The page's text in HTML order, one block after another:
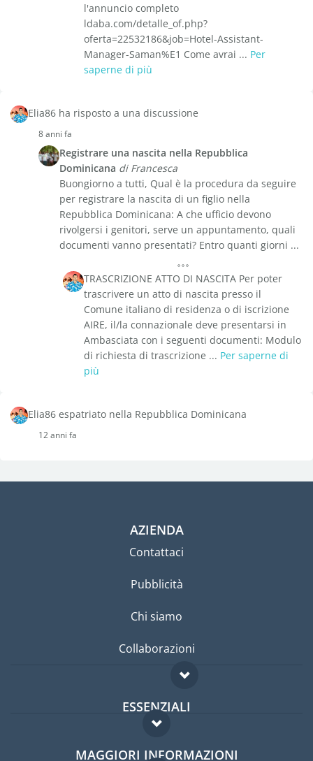
l'annuncio completo
ldaba.com/detalle_of.php?
oferta=22532186&job=Hotel-Assistant-
Manager-Saman%E1 Come avrai ... Per
saperne di più
Elia86 ha risposto a una discussione
8 anni fa
Registrare una nascita nella Repubblica
Dominicana di Francesca
Buongiorno a tutti, Qual è la procedura da seguire
per registrare la nascita di un figlio nella
Repubblica Dominicana: A che ufficio devono
rivolgersi i genitori, serve un appuntamento, quali
documenti vanno presentati? Entro quanti giorni ...
TRASCRIZIONE ATTO DI NASCITA Per poter
trascrivere un atto di nascita presso il
Comune italiano di residenza o di iscrizione
AIRE, il/la connazionale deve presentarsi in
Ambasciata con i seguenti documenti: Modulo
di richiesta di trascrizione ... Per saperne di
più
Elia86 espatriato nella Repubblica Dominicana
12 anni fa
AZIENDA
Contattaci
Pubblicità
Chi siamo
Collaborazioni
ESSENZIALI
Forum per expat
MAGGIORI INFORMAZIONI